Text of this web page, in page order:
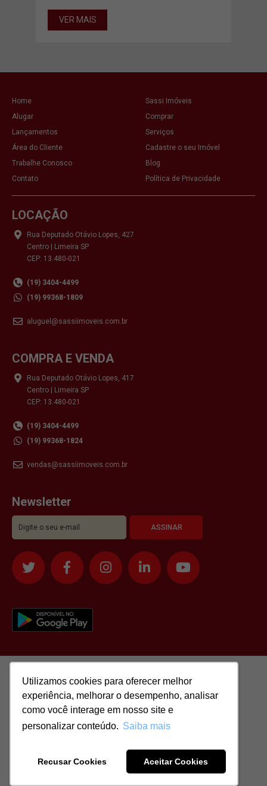
Utilizamos cookies para oferecer melhor
experiência, melhorar o desempenho, analisar
como você interage em nosso site e
personalizar conteúdo. Saiba mais
Recusar Cookies Aceitar Cookies
Utilizamos cookies para oferecer melhor
experiência, melhorar o desempenho, analisar
como você interage em nosso site e
personalizar conteúdo. Saiba mais
Recusar Cookies Aceitar Cookies
VER MAIS
Home
Sassi Imóveis
Alugar
Comprar
Lançamentos
Serviços
Área do Cliente
Cadastre o seu Imóvel
Trabalhe Conosco
Blog
Contato
Política de Privacidade
LOCAÇÃO
Rua Deputado Otávio Lopes, 427
Centro | Limeira SP
CEP: 13.480-021
(19) 3404-4499
(19) 99368-1809
aluguel@sassiimoveis.com.br
COMPRA E VENDA
Rua Deputado Otávio Lopes, 417
Centro | Limeira SP
CEP: 13.480-021
(19) 3404-4499
(19) 99368-1824
vendas@sassiimoveis.com.br
Newsletter
51.417.293/0001-48 | CRECI: J-04970/1